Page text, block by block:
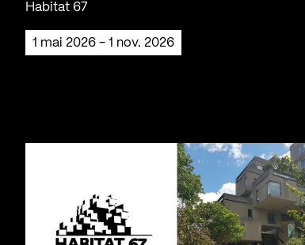
Habitat 67
1 mai 2026 - 1 nov. 2026